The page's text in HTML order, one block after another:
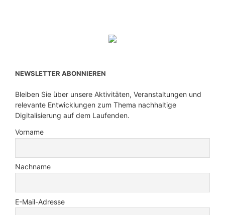
NEWSLETTER ABONNIEREN
Bleiben Sie über unsere Aktivitäten, Veranstaltungen und
relevante Entwicklungen zum Thema nachhaltige
Digitalisierung auf dem Laufenden.
Vorname
Nachname
E-Mail-Adresse